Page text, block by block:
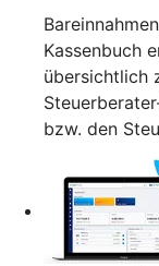
Kassenbuch
übersichtlich
bzw. den